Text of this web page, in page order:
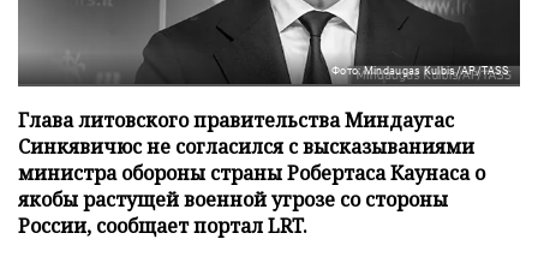
Фото: Mindaugas Kulbis/AP/TASS
Глава литовского правительства Миндаугас
Синкявичюс не согласился с высказываниями
министра обороны страны Робертаса Каунаса о
якобы растущей военной угрозе со стороны
России, сообщает портал LRT.